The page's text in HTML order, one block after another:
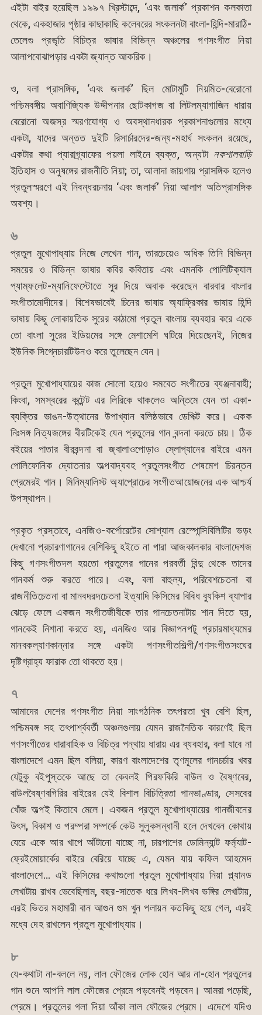
এইটা বাইর হয়েছিল ১৯৯৭ খ্রিস্টাব্দে, ‘এবং জলার্ক’ প্রকাশন কলকাতা
থেকে, একহাজার পৃষ্ঠার কাছাকাছি কলেবরের সংকলনটা বাংলা-হিন্দি-মারাঠি-
তেলেগু প্রভৃতি বিচিত্র ভাষার বিভিন্ন অঞ্চলের গণসংগীত নিয়া
আলাপবোঝাপড়ার একটা জ্যান্ত আকরিক।
ও, বলা প্রাসঙ্গিক, ‘এবং জলার্ক’ ছিল মোটামুটি নিয়মিত-বেরোনো
পশ্চিমবঙ্গীয় অবাণিজ্যিক উদ্দীপনার ছোটকাগজ বা লিটলম্যাগাজিন ধারায়
বেরোনো অজস্র স্মরণযোগ্য ও অবস্থানধারক প্রকাশনাগুলোর মধ্যে
একটা, যাদের অন্তত দুইটি রিসার্চারদের-জন্য-মহার্ঘ সংকলন রয়েছে,
একটার কথা প্যারাগ্র্যাফের পয়লা লাইনে ব্যক্ত, অন্যটা নকশালবাড়ি
ইতিহাস ও অনুষঙ্গের রাজনীতি নিয়া; তা, আলাদা জায়গায় প্রাসঙ্গিক হলেও
প্রতুলস্মরণে এই নিবন্ধরচনায় ‘এবং জলার্ক’ নিয়া আলাপ অতিপ্রাসঙ্গিক
অবশ্য।
৬
প্রতুল মুখোপাধ্যায় নিজে লেখেন গান, তারচেয়েও অধিক তিনি বিভিন্ন
সময়ের ও বিভিন্ন ভাষার কবির কবিতায় এবং এমনকি পোলিটিক্যাল
প্যাম্ফলেট-ম্যানিফেস্টোতে সুর দিয়ে অবাক করেছেন বারবার বাংলার
সংগীতামোদীদের। বিশেষভাবেই চিনের ভাষায় অ্যাফ্রিকার ভাষায় হিন্দি
ভাষায় কিছু লোকায়তিক সুরের কাঠামো প্রতুল বাংলায় ব্যবহার করে একে
তো বাংলা সুরের ইডিয়মের সঙ্গে মেশামেশি ঘটিয়ে দিয়েছেনই, নিজের
ইউনিক সিগ্নেচারটিউনও করে তুলেছেন যেন।
প্রতুল মুখোপাধ্যায়ের কাজ সোলো হয়েও সমবেত সংগীতের ব্যঞ্জনাবাহী;
কিংবা, সমস্বরের কন্টেন্ট এর লিরিকে থাকলেও অন্তিমে যেন তা একা-
ব্যক্তির ভাঙন-উত্থানের উপাখ্যান বলিষ্ঠভাবে ডেপিক্ট করে। একক
নিঃসঙ্গ নিত্যজঙ্গের বীরটিকেই যেন প্রতুলের গান বন্দনা করতে চায়। ঠিক
বইয়ের পাতার বীরবন্দনা বা জ্বালাওপোড়াও স্লোগ্যানের বাইরে এমন
পোলিফোনিক দ্যোতনার অল্পবাদ্যবহ প্রতুলসংগীত শেষমেশ চিরন্তন
প্রেমেরই গান। মিনিম্যালিস্ট অ্যাপ্রোচের সংগীতআয়োজনের এক আশ্চর্য
উপস্থাপন।
প্রকৃত প্রস্তাবে, এনজিও-কর্পোরেটের সোশ্যাল রেস্পোন্সিবিলিটির ভড়ং
দেখানো প্রচারণাগানের বেশিকিছু হইতে না পারা আজকালকার বাংলাদেশজ
কিছু গণসংগীতদল হয়তো প্রতুলের গানের পরবর্তী বিন্দু থেকে তাদের
গানকর্ম শুরু করতে পারে। এবং, বলা বাহুল্য, পরিবেশচেতনা বা
রাজনীতিচেতনা বা মানবদরদচেতনা ইত্যাদি কিসিমের বিবিধ ব্যুকিশ ব্যাপার
ঝেড়ে ফেলে একজন সংগীতজীবীকে তার গানচেতনাটায় শান দিতে হয়,
গানকেই নিশানা করতে হয়, এনজিও আর বিজ্ঞাপনপটু প্রচারমাধ্যমের
মানবকল্যাণকান্নার সঙ্গে একটা গণসংগীতশিল্পী/গণসংগীতসংঘের
দৃষ্টিগ্রাহ্য ফারাক তো থাকতে হয়।
৭
আমাদের দেশের গণসংগীত নিয়া সাংগঠনিক তৎপরতা খুব বেশি ছিল,
পশ্চিমবঙ্গ সহ তৎপার্শ্ববর্তী অঞ্চলগুলায় যেমন রাজনৈতিক কারণেই ছিল
গণসংগীতের ধারাবাহিক ও বিচিত্র পন্থায় ধারায় এর ব্যবহার, বলা যাবে না
বাংলাদেশে এমন ছিল বলিয়া, কারণ বাংলাদেশের তৃণমূলের গানচর্চার খবর
যেটুকু বইপুস্তকে আছে তা কেবলই পিরফকিরি বাউল ও বৈষ্ণবের,
বাউলবৈষ্ণবগিরির বাইরের যেই বিশাল বিচিত্রিতা গানভাণ্ডার, সেসবের
খোঁজ অল্পই কিতাবে মেলে। একজন প্রতুল মুখোপাধ্যায়ের গানজীবনের
উৎস, বিকাশ ও পরম্পরা সম্পর্কে কেউ সুলুকসন্ধানী হলে দেখবেন কোথায়
যেয়ে একে আর খাপে আঁটানো যাচ্ছে না, চারপাশের ডোমিন্যান্ট ফর্ম্যাট-
ফ্রেইমোয়ার্কের বাইরে বেরিয়ে যাচ্ছে এ, যেমন যায় কফিল আহমেদ
বাংলাদেশে… এই কিসিমের কথাগুলো প্রতুল মুখোপাধ্যায় নিয়া প্ল্যানড
লেখাটায় রাখব ভেবেছিলাম, বছর-সাতেক ধরে লিখব-লিখব ভঙ্গির লেখাটায়,
এরই ভিতর মহামারী বান আগুন গুম খুন পলায়ন কতকিছু হয়ে গেল, এরই
মধ্যে দেহ রাখলেন প্রতুল মুখোপাধ্যায়।
৮
যে-কথাটা না-বললে নয়, লাল ফৌজের লোক হোন আর না-হোন প্রতুলের
গান শুনে আপনি লাল ফৌজের প্রেমে পড়বেনই পড়বেন। আমরা পড়েছি,
প্রেমে। প্রতুলের গলা দিয়া আঁকা লাল ফৌজের প্রেমে। এদেশে যদিও